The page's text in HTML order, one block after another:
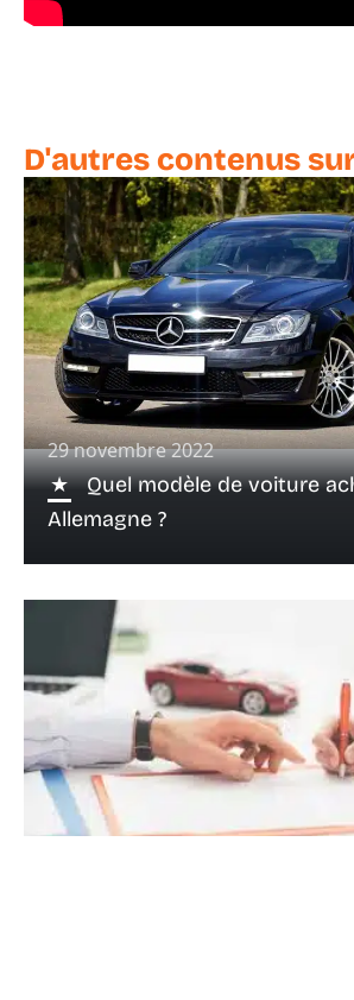
D'autres contenus
29 novembre 2022
Quel modèle de voiture
Allemagne ?